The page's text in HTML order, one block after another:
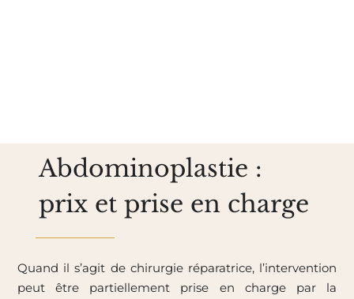
Abdominoplastie :
prix et prise en charge
Quand il s’agit de chirurgie réparatrice, l’intervention
peut être partiellement prise en charge par la